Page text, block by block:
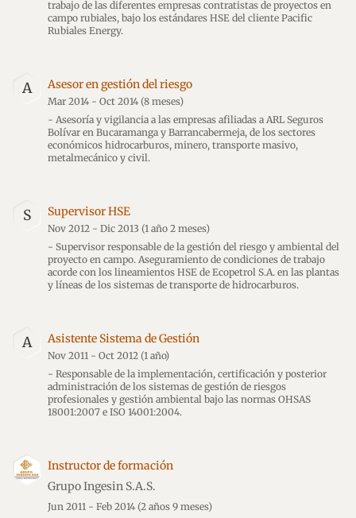
trabajo de las diferentes empresas contratistas de proyectos en
campo rubiales, bajo los estándares HSE del cliente Pacific
Rubiales Energy.
A Asesor en gestión del riesgo
Mar 2014 - Oct 2014 (8 meses)
- Asesoría y vigilancia a las empresas afiliadas a ARL Seguros
Bolívar en Bucaramanga y Barrancabermeja, de los sectores
económicos hidrocarburos, minero, transporte masivo,
metalmecánico y civil.
S Supervisor HSE
Nov 2012 - Dic 2013 (1 año 2 meses)
- Supervisor responsable de la gestión del riesgo y ambiental del
proyecto en campo. Aseguramiento de condiciones de trabajo
acorde con los lineamientos HSE de Ecopetrol S.A. en las plantas
y líneas de los sistemas de transporte de hidrocarburos.
A Asistente Sistema de Gestión
Nov 2011 - Oct 2012 (1 año)
- Responsable de la implementación, certificación y posterior
administración de los sistemas de gestión de riesgos
profesionales y gestión ambiental bajo las normas OHSAS
18001:2007 e ISO 14001:2004.
Instructor de formación
Grupo Ingesin S.A.S.
Jun 2011 - Feb 2014 (2 años 9 meses)